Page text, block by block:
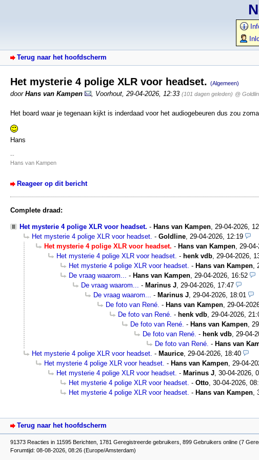
Terug naar het hoofdscherm
Het mysterie 4 polige XLR voor headset. (Algemeen)
door Hans van Kampen Voorhout 29-04-2026, 12:33 (101 dagen geleden) @
Het board waar je tegenaan kijkt is inderdaad voor het audiogebeuren dus zou
Hans
--
Hans van Kampen
Reageer op dit bericht
Complete draad:
Het mysterie 4 polige XLR voor headset. - Hans van Kampen, 29-04-2026,
Het mysterie 4 polige XLR voor headset. - Goldline, 29-04-2026, 12:19
Het mysterie 4 polige XLR voor headset. - Hans van Kampen, 29-
Het mysterie 4 polige XLR voor headset. - henk vdb, 29-04-2026,
Het mysterie 4 polige XLR voor headset. - Hans van Kampen,
De vraag waarom... - Hans van Kampen, 29-04-2026, 16:52
De vraag waarom... - Marinus J, 29-04-2026, 17:47
De vraag waarom... - Marinus J, 29-04-2026, 18:01
De foto van René. - Hans van Kampen, 29-04-
De foto van René. - henk vdb, 29-04-2026,
De foto van René. - Hans van Kampen,
De foto van René. - henk vdb, 29-04-
De foto van René. - Hans van
Het mysterie 4 polige XLR voor headset. - Maurice, 29-04-2026, 18:40
Het mysterie 4 polige XLR voor headset. - Hans van Kampen, 29-04-
Het mysterie 4 polige XLR voor headset. - Marinus J, 30-04-2026,
Het mysterie 4 polige XLR voor headset. - Otto, 30-04-2026,
Het mysterie 4 polige XLR voor headset. - Hans van Kampen,
Terug naar het hoofdscherm
91373 Reacties in 11595 Berichten, 1781 Geregistreerde gebruikers, 899 Gebruikers online (7
Forumtijd: 08-08-2026, 08:26 (Europe/Amsterdam)